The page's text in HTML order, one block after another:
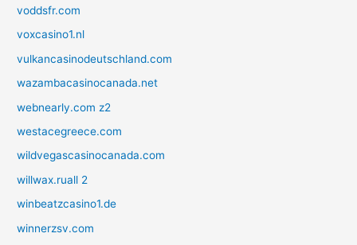
voddsfr.com
voxcasino1.nl
vulkancasinodeutschland.com
wazambacasinocanada.net
webnearly.com z2
westacegreece.com
wildvegascasinocanada.com
willwax.ruall 2
winbeatzcasino1.de
winnerzsv.com